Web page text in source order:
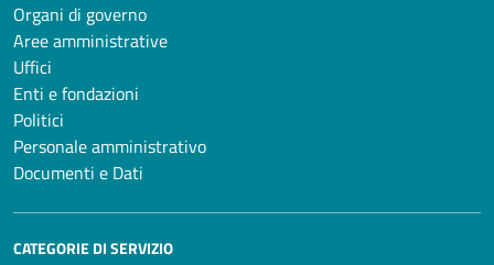
Organi di governo
Aree amministrative
Uffici
Enti e fondazioni
Politici
Personale amministrativo
Documenti e Dati
CATEGORIE DI SERVIZIO